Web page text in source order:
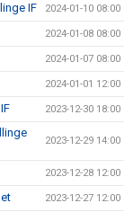
IF 2024-01-10 08:00
2024-01-08 08:00
2024-01-07 08:00
2024-01-01 12:00
2023-12-30 18:00
2023-12-29 14:00
2023-12-28 12:00
2023-12-27 12:00